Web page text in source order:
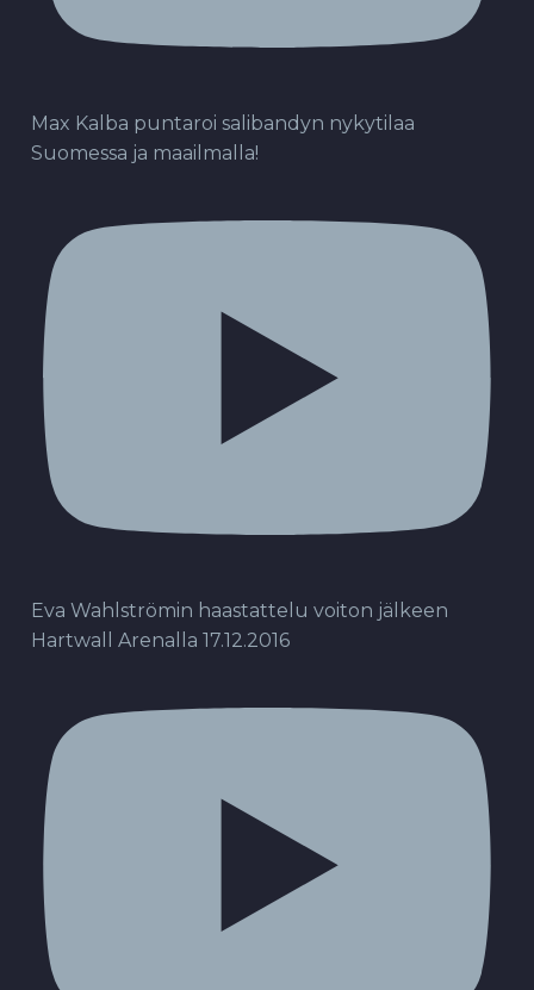
Max Kalba puntaroi salibandyn nykytilaa
Suomessa ja maailmalla!
Eva Wahlströmin haastattelu voiton jälkeen
Hartwall Arenalla 17.12.2016